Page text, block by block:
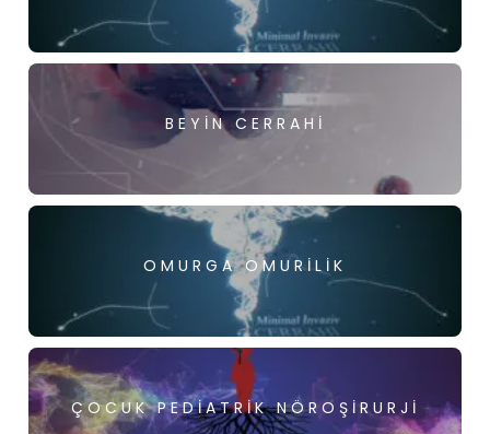
BEYIN CERRAHI
OMURGA OMURILIK
ÇOCUK PEDIATRIK NÖROŞIRURJI